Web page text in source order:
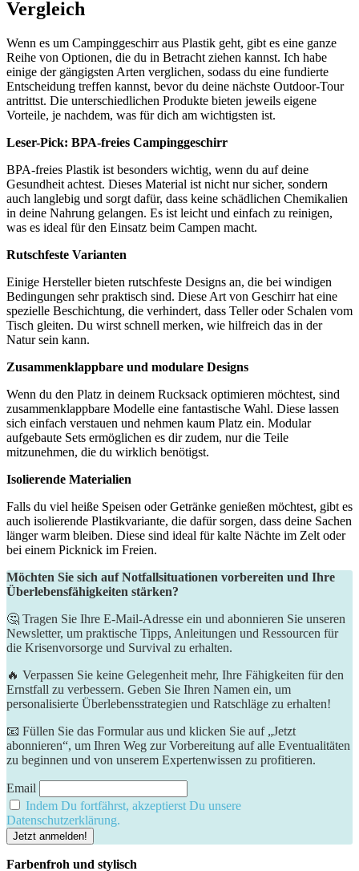
Vergleich
Wenn es ⁤um Campinggeschirr aus Plastik ⁤geht, gibt es eine ganze ​
Reihe von Optionen, ⁢die du in Betracht ziehen kannst. Ich habe
einige⁢ der gängigsten Arten verglichen, sodass du eine fundierte
‌Entscheidung treffen kannst, bevor du deine nächste Outdoor-Tour
antrittst. Die⁢ unterschiedlichen Produkte ⁢bieten jeweils eigene
Vorteile, ⁤je nachdem, was​ für dich ​am wichtigsten ist.
Leser-Pick: BPA-freies Campinggeschirr
BPA-freies Plastik ist besonders ‍wichtig,⁤ wenn ‌du auf deine‍
Gesundheit achtest. Dieses Material ‍ist nicht nur ⁢sicher,‍ sondern
auch langlebig und⁤ sorgt dafür, dass keine schädlichen Chemikalien
in deine Nahrung gelangen.⁣ Es ist leicht und einfach zu reinigen,
was es ideal ⁢für den Einsatz beim⁤ Campen⁤ macht.
Rutschfeste Varianten
Einige Hersteller⁢ bieten rutschfeste⁢ Designs ⁤an, ​die bei⁢ windigen
Bedingungen sehr praktisch sind.​ Diese Art ‌von Geschirr hat eine ​
spezielle Beschichtung, die verhindert, dass ⁢Teller oder​ Schalen vom
Tisch gleiten. Du wirst schnell merken, wie hilfreich das in der
Natur ‍sein kann.
Zusammenklappbare und modulare Designs
Wenn du den‌ Platz ‍in deinem Rucksack optimieren möchtest, sind
zusammenklappbare Modelle eine fantastische​ Wahl. Diese​ lassen
sich einfach verstauen und nehmen kaum Platz ein. Modular​
aufgebaute⁢ Sets ermöglichen ⁤es dir zudem, nur die Teile
mitzunehmen, die du wirklich ‍benötigst.
Isolierende Materialien
Falls⁢ du viel heiße Speisen oder Getränke genießen ‌möchtest, gibt es
auch ⁣isolierende Plastikvariante, ‍die dafür sorgen, dass deine Sachen
länger warm bleiben. Diese sind ​ideal für kalte Nächte im Zelt‌ oder⁢
bei ‌einem ‍Picknick im Freien.
Möchten Sie sich auf Notfallsituationen vorbereiten und Ihre
Überlebensfähigkeiten stärken?
🤔 Tragen Sie Ihre E-Mail-Adresse ein und abonnieren Sie unseren
Newsletter, um praktische Tipps, Anleitungen und Ressourcen für
die Krisenvorsorge und Survival zu erhalten.
🔥 Verpassen Sie keine Gelegenheit mehr, Ihre Fähigkeiten für den
Ernstfall zu verbessern. Geben Sie Ihren Namen ein, um
personalisierte Überlebensstrategien und Ratschläge zu erhalten!
📧 Füllen Sie das Formular aus und klicken Sie auf „Jetzt
abonnieren“, um Ihren Weg zur Vorbereitung auf alle Eventualitäten
zu beginnen und von unserem Expertenwissen zu profitieren.
Email
Indem Du fortfährst, akzeptierst Du unsere
Datenschutzerklärung.
Farbenfroh und stylisch